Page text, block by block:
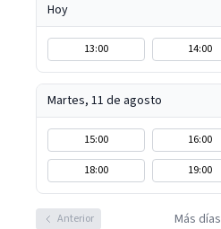
Hoy
13:00 14:00
Martes, 11 de agosto
15:00 16:00
18:00
19:00
Anterior Más días